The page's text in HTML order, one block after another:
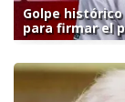
Golpe
para firmar el